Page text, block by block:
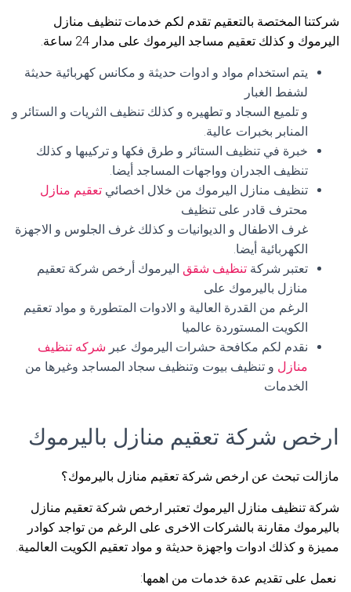
شركتنا المختصة بالتعقيم تقدم لكم خدمات تنظيف منازل
اليرموك و كذلك تعقيم مساجد اليرموك على مدار 24 ساعة.
يتم استخدام مواد و ادوات حديثة و مكانس كهربائية حديثة
لشفط الغبار
و تلميع السجاد و تطهيره و كذلك تنظيف الثريات و الستائر و
المنابر بخبرات عالية.
خبرة في تنظيف الستائر و طرق فكها و تركيبها و كذلك
تنظيف الجدران وواجهات المساجد أيضا.
تنظيف منازل اليرموك من خلال اخصائي تعقيم منازل
محترف قادر على تنظيف
غرف الاطفال و الديوانيات و كذلك غرف الجلوس و الاجهزة
الكهربائية أيضا.
تعتبر شركة تنظيف شقق اليرموك أرخص شركة تعقيم
منازل باليرموك على
الرغم من القدرة العالية و الادوات المتطورة و مواد تعقيم
الكويت المستوردة عالميا
نقدم لكم مكافحة حشرات اليرموك عبر شركه تنظيف
منازل و تنظيف بيوت وتنظيف سجاد المساجد وغيرها من
الخدمات
ارخص شركة تعقيم منازل باليرموك
مازالت تبحث عن ارخص شركة تعقيم منازل باليرموك؟
شركة تنظيف منازل اليرموك تعتبر ارخص شركة تعقيم منازل
باليرموك مقارنة بالشركات الاخرى على الرغم من تواجد كوادر
مميزة و كذلك ادوات واجهزة حديثة و مواد تعقيم الكويت العالمية.
نعمل على تقديم عدة خدمات من اهمها: